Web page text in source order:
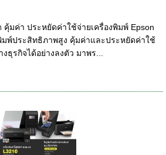
มค่า ประหยัดค่าใช้จ่ายเครื่องพิมพ์ Epson
มพ์ประสิทธิภาพสูง คุ้มค่าและประหยัดค่าใช้
ธุรกิจได้อย่างลงตัว มาพร...